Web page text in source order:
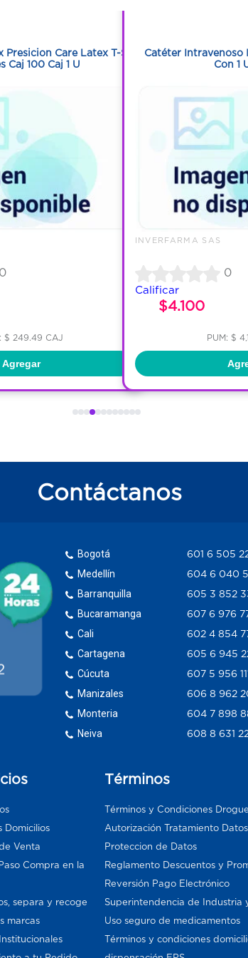
Presicion Care Latex T-S
Caj 100 Caj 1 U
0
$ 249.49 CAJ
Agregar
Catéter Intravenoso
Con 1
INVERFARMA SAS
0
Calificar
$4.100
PUM: $
Contáctanos
Bogotá
Medellín
Barranquilla
Bucaramanga
Cali
Cartagena
Cúcuta
Manizales
Monteria
Neiva
601 6 505
604 6 040
605 3 852
607 6 976
602 4 854
605 6 945
607 5 956
606 8 962
604 7 898
608 8 631
Domicilios
Venta
Compra en la
separa y recoge
marcas
Términos
Términos y Condiciones
Autorización Tratamiento
Proteccion de Datos
Reglamento Descuentos y
Reversión Pago Electrónico
Superintendencia de Industria
Uso seguro de medicamentos
Términos y condiciones